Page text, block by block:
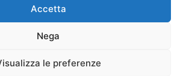
Accetta
Nega
le preferenze
Velino (SA)
DI MARINA